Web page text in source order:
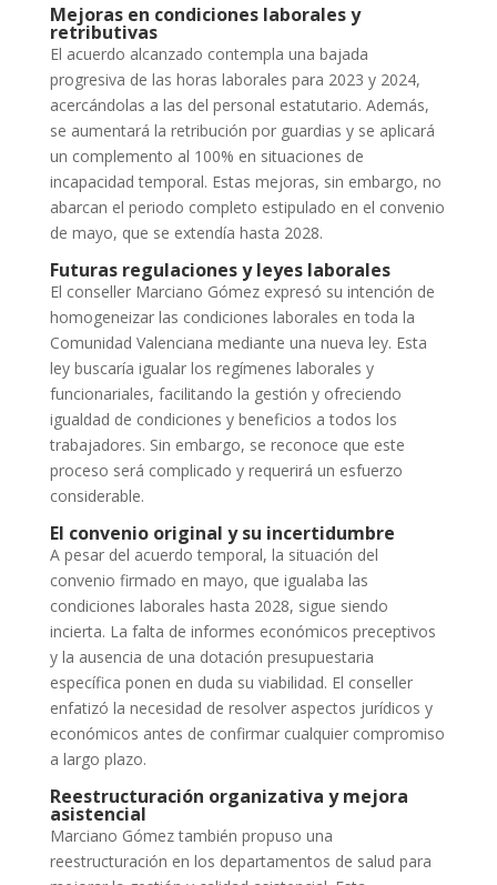
Mejoras en condiciones laborales y
retributivas
El acuerdo alcanzado contempla una bajada
progresiva de las horas laborales para 2023 y 2024,
acercándolas a las del personal estatutario. Además,
se aumentará la retribución por guardias y se aplicará
un complemento al 100% en situaciones de
incapacidad temporal. Estas mejoras, sin embargo, no
abarcan el periodo completo estipulado en el convenio
de mayo, que se extendía hasta 2028.
Futuras regulaciones y leyes laborales
El conseller Marciano Gómez expresó su intención de
homogeneizar las condiciones laborales en toda la
Comunidad Valenciana mediante una nueva ley. Esta
ley buscaría igualar los regímenes laborales y
funcionariales, facilitando la gestión y ofreciendo
igualdad de condiciones y beneficios a todos los
trabajadores. Sin embargo, se reconoce que este
proceso será complicado y requerirá un esfuerzo
considerable.
El convenio original y su incertidumbre
A pesar del acuerdo temporal, la situación del
convenio firmado en mayo, que igualaba las
condiciones laborales hasta 2028, sigue siendo
incierta. La falta de informes económicos preceptivos
y la ausencia de una dotación presupuestaria
específica ponen en duda su viabilidad. El conseller
enfatizó la necesidad de resolver aspectos jurídicos y
económicos antes de confirmar cualquier compromiso
a largo plazo.
Reestructuración organizativa y mejora
asistencial
Marciano Gómez también propuso una
reestructuración en los departamentos de salud para